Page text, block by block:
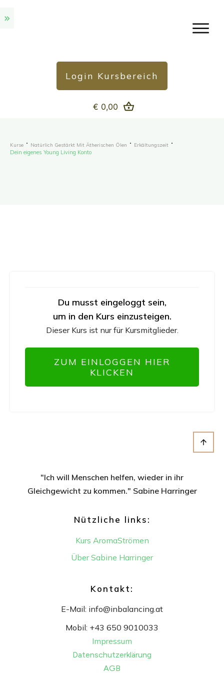
Login Kursbereich
€ 0,00
Kurse Natürlich Gestärkt Mit Ätherischen Ölen Erkältungszeit
Dein eigenes Young Living Konto
Du musst eingeloggt sein,
um in den Kurs einzusteigen.
Dieser Kurs ist nur für Kursmitglieder.
ZUM EINLOGGEN HIER
KLICKEN
"Ich will Menschen helfen, wieder in ihr
Gleichgewicht zu kommen." Sabine Harringer
Nützliche links:
Kurs AromaStrömen
Über Sabine Harringer
Kontakt:
E-Mail: info@inbalancing.at
Mobil: +43 650 9010033
Impressum
Datenschutzerklärung
AGB